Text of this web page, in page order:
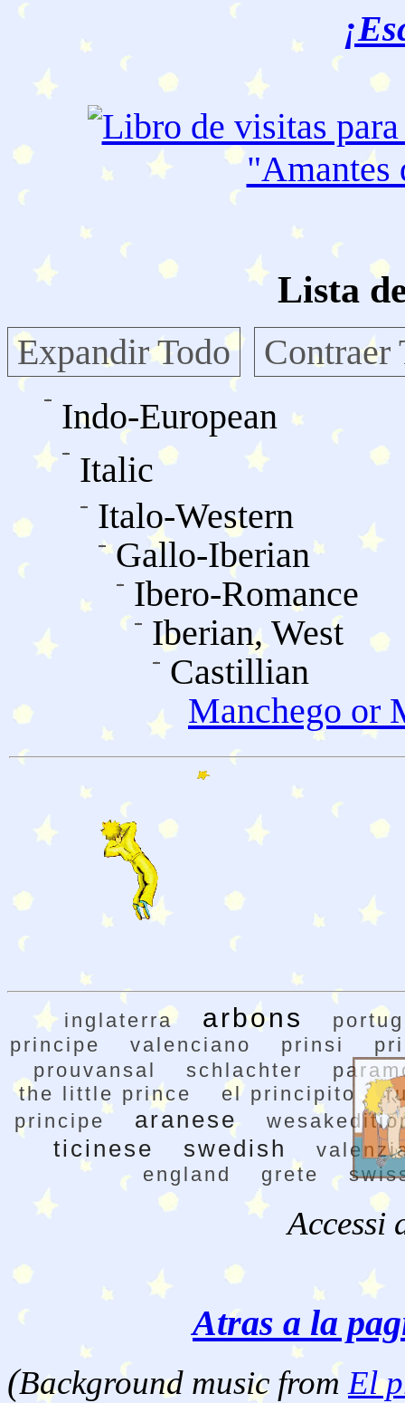
"Amantes
Lista
Expandir Todo
Contraer
Indo-European
Italic
Italo-Western
Gallo-Iberian
Ibero-Romance
Iberian, West
Castillian
Manchego or
inglaterra arbons
principe
valenciano prinsi
prouvansal
schlachter
the little prince
el principito
principe
aranese
ticinese swedish
england
grete
Accessi
Atras a la
(Background music from El